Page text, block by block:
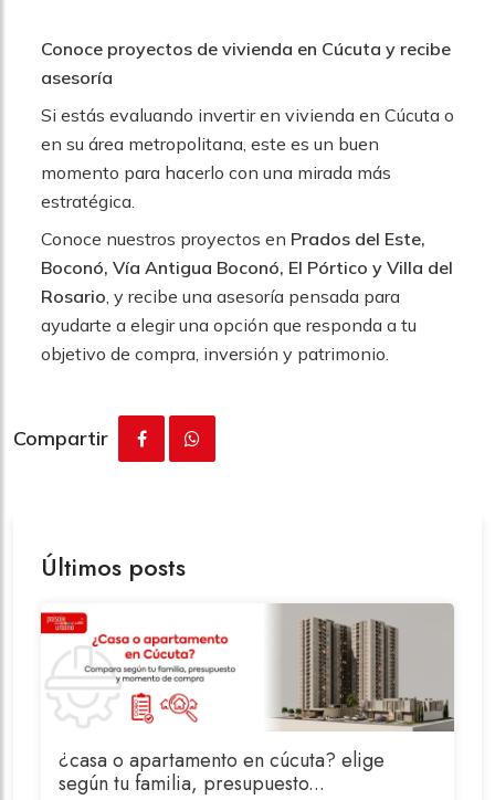
Conoce proyectos de vivienda en Cúcuta y recibe
asesoría
Si estás evaluando invertir en vivienda en Cúcuta o
en su área metropolitana, este es un buen
momento para hacerlo con una mirada más
estratégica.
Conoce nuestros proyectos en Prados del Este,
Boconó, Vía Antigua Boconó, El Pórtico y Villa del
Rosario , y recibe una asesoría pensada para
ayudarte a elegir una opción que responda a tu
objetivo de compra, inversión y patrimonio.
Compartir
Últimos posts
¿casa o apartamento en cúcuta? elige
según tu familia, presupuesto...